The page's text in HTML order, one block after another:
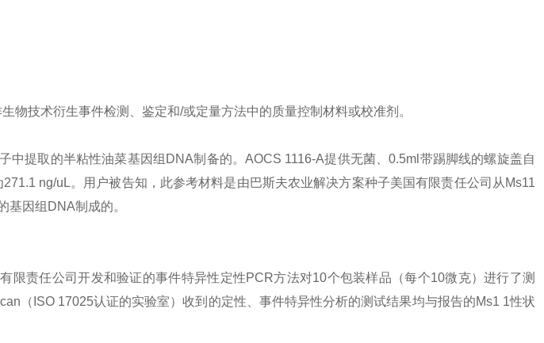
物技术衍生事件检测、鉴定和/或定量方法中的质量控制材料或校准剂。
提取的半粘性油菜基因组DNA制备的。AOCS 1116-A提供无菌、0.5ml带踢脚线的螺旋盖自
ng/uL。用户被告知，此参考材料是由巴斯夫农业解决方案种子美国有限责任公司从Ms11
基因组DNA制成的。
责任公司开发和验证的事件特异性定性PCR方法对10个包装样品（每个10微克）进行了测
（ISO 17025认证的实验室）收到的定性、事件特异性分析的测试结果均与报告的Ms1 1性状